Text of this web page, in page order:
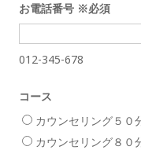
お電話番号 ※必須
012-345-678
コース
カウンセリング５０
カウンセリング８０